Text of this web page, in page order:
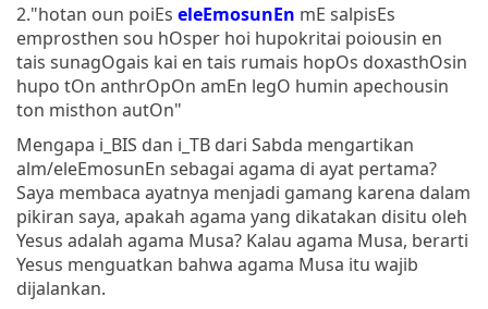
2."hotan oun poiEs eleEmosunEn mE salpisEs
emprosthen sou hOsper hoi hupokritai poiousin en
tais sunagOgais kai en tais rumais hopOs doxasthOsin
hupo tOn anthrOpOn amEn legO humin apechousin
ton misthon autOn"
Mengapa i_BIS dan i_TB dari Sabda mengartikan
alm/eleEmosunEn sebagai agama di ayat pertama?
Saya membaca ayatnya menjadi gamang karena dalam
pikiran saya, apakah agama yang dikatakan disitu oleh
Yesus adalah agama Musa? Kalau agama Musa, berarti
Yesus menguatkan bahwa agama Musa itu wajib
dijalankan.